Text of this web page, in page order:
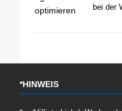
bei der
*HINWEIS